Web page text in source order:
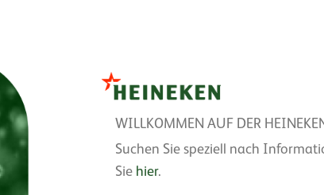
Direkt
zum
Inhalt
WILLKOMMEN AUF DER
Suchen Sie speziell nach
Sie hier.